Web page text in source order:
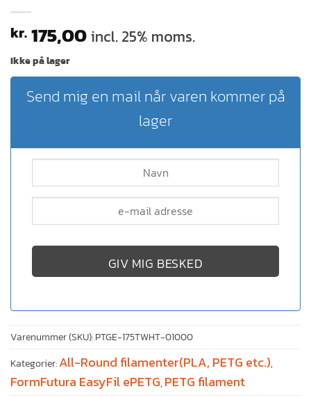
kr. 175,00incl. 25% moms.
Ikke på lager
Send mig en mail når varen kommer på
lager
GIV MIG BESKED
Varenummer (SKU):PTGE-175TWHT-01000
Kategorier:All-Round filamenter(PLA, PETG etc.),
FormFutura EasyFil ePETG, PETG filament